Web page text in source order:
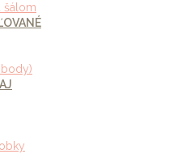
šálom